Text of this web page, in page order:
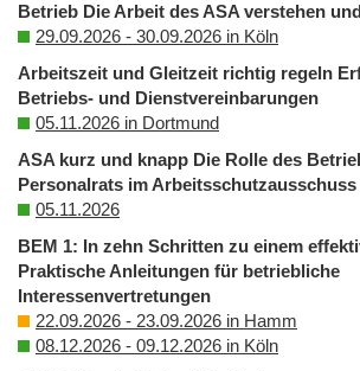
Betrieb Die Arbeit des ASA verstehen
29.09.2026 - 30.09.2026 in Köln
Arbeitszeit und Gleitzeit richtig regeln
Betriebs- und Dienstvereinbarungen
05.11.2026 in Dortmund
ASA kurz und knapp Die Rolle des
Personalrats im
05.11.2026
BEM 1: In zehn Schritten zu einem
Praktische Anleitungen für betriebliche
Interessenvertretungen
22.09.2026 - 23.09.2026 in Hamm
08.12.2026 - 09.12.2026 in Köln